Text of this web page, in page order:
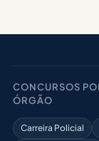
CONCURSOS
ÓRGÃO
Carreira Policial